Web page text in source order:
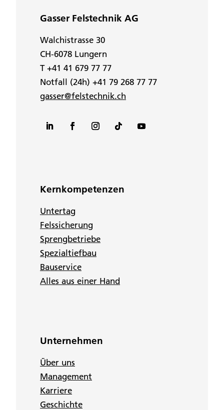
Gasser Felstechnik AG
Walchistrasse 30
CH-6078 Lungern
T +41 41 679 77 77
Notfall (24h) +41 79 268 77 77
gasser@felstechnik.ch
Kernkompetenzen
Untertag
Felssicherung
Sprengbetriebe
Spezialtiefbau
Bauservice
Alles aus einer Hand
Unternehmen
Über uns
Management
Karriere
Geschichte